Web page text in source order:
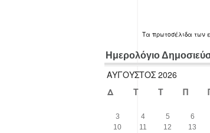
Τα πρωτοσέλιδα των
Ημερολόγιο
ΑΎΓΟΥΣΤΟΣ 2026
Δ
Τ Τ Π
3 4 5
6
10
11 12
13